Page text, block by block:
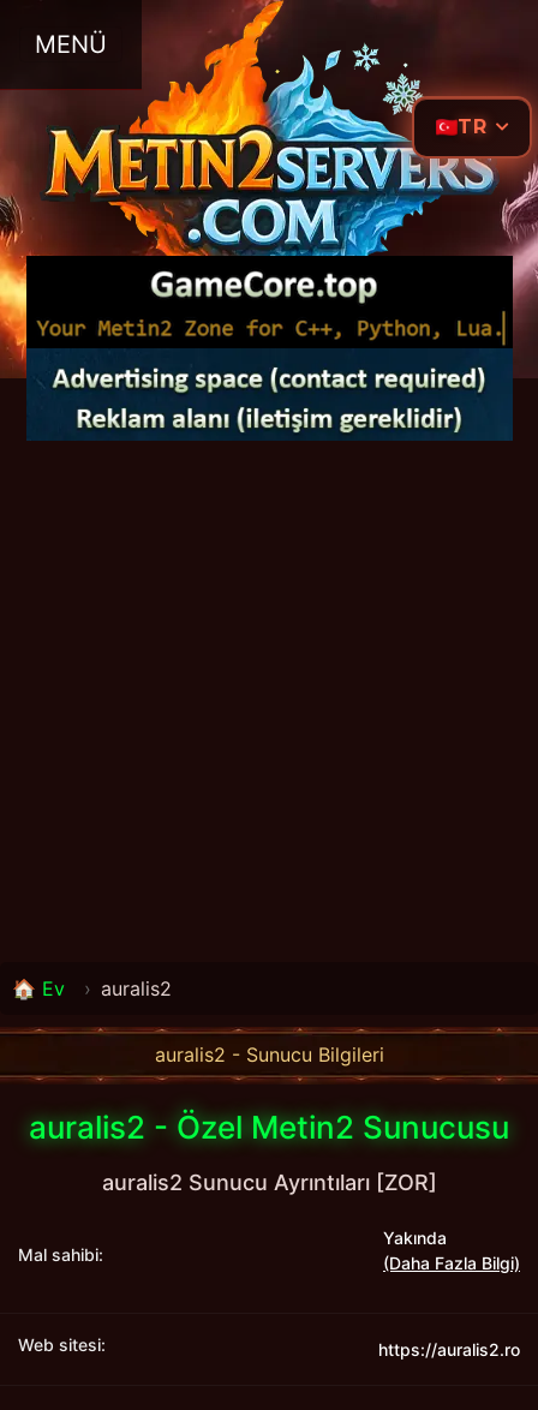
TR
MENÜ
🏠 Ev › auralis2
auralis2 - Sunucu Bilgileri
auralis2 - Özel Metin2 Sunucusu
auralis2 Sunucu Ayrıntıları [ZOR]
Mal sahibi:
Yakında
(Daha Fazla Bilgi)
Web sitesi: https://auralis2.ro